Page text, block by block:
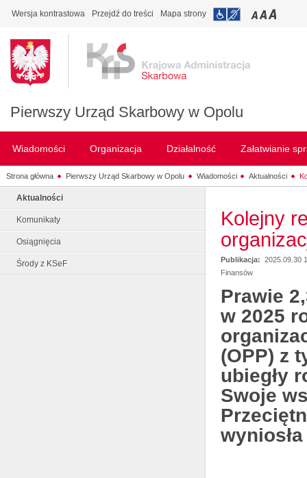
Wersja kontrastowa Przejdź do treści Mapa strony
Pierwszy Urząd Skarbowy w Opolu
Wiadomości Organizacja Działalność Załatwianie
Strona główna Pierwszy Urząd Skarbowy w Opolu Wiadomości Aktualności
Aktualności
Komunikaty
Osiągnięcia
Środy z KSeF
Kolejny
Publikacja: 2025.09.30
Finansów
Prawie
w 2025
(OPP) z
ubiegły
Swoje
wyniosła